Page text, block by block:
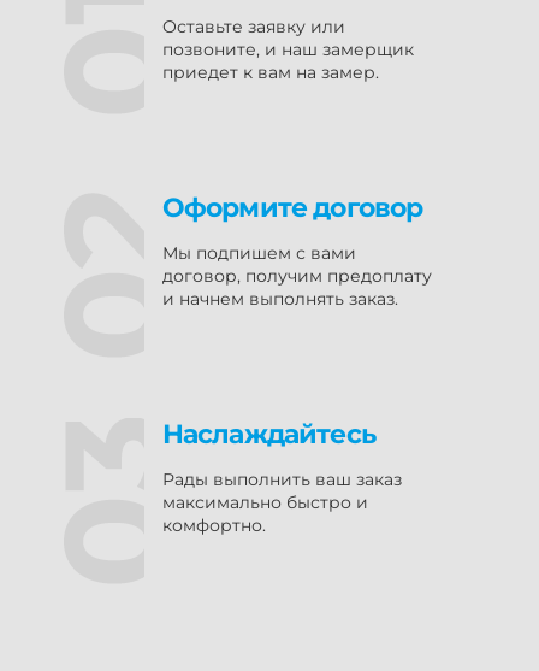
Оставьте заявку или
позвоните, и наш замерщик
приедет к вам на замер.
Оформите договор
Мы подпишем с вами
договор, получим предоплату
и начнем выполнять заказ.
Наслаждайтесь
Рады выполнить ваш заказ
максимально быстро и
комфортно.